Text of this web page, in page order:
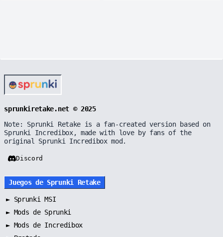
sprunkiretake.net © 2025
Note: Sprunki Retake is a fan-created version based on
Sprunki Incredibox, made with love by fans of the
original Sprunki Incredibox mod.
Discord
Juegos de Sprunki Retake
► Sprunki MSI
► Mods de Sprunki
► Mods de Incredibox